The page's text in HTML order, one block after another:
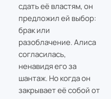
сдать её властям, он
предложил ей выбор:
брак или
разоблачение. Алиса
согласилась,
ненавидя его за
шантаж. Но когда он
закрывает её собой от